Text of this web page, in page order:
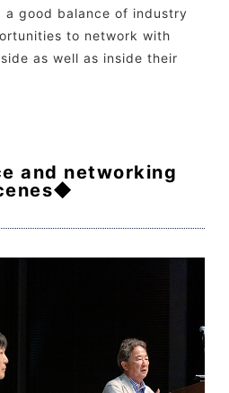
a good balance of industry
to network with
as well as inside their
and networking